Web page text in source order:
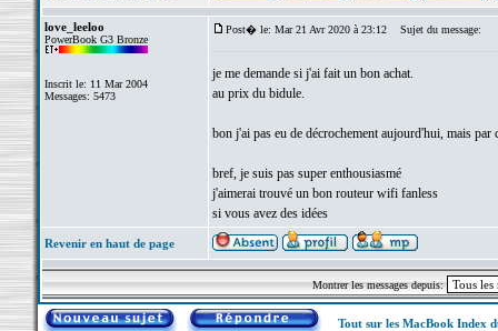
love_leeloo
PowerBook G3 Bronze
Inscrit le: 11 Mar 2004
Messages: 5473
Post� le: Mar 21 Avr 2020 à 23:12 Sujet du message:
je me demande si j'ai fait un bon achat.
au prix du bidule.
bon j'ai pas eu de décrochement aujourd'hui, mais
bref, je suis pas super enthousiasmé
j'aimerai trouvé un bon routeur wifi fanless
si vous avez des idées
Revenir en haut de page
Montrer les messages depuis:
Tout sur les MacBook Index